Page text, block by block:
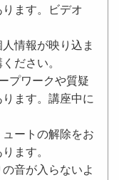
ます。ビデオ
情報が映り込ま
ださい。
プワークや質疑
ます。講座中に
ートの解除をお
ます。
の音が入らないよ